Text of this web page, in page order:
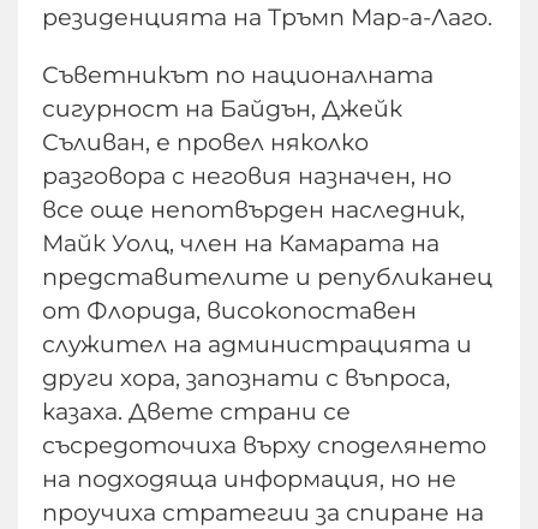
резиденцията на Тръмп Мар-а-Лаго.
Съветникът по националната
сигурност на Байдън, Джейк
Съливан, е провел няколко
разговора с неговия назначен, но
все още непотвърден наследник,
Майк Уолц, член на Камарата на
представителите и републиканец
от Флорида, високопоставен
служител на администрацията и
други хора, запознати с въпроса,
казаха. Двете страни се
съсредоточиха върху споделянето
на подходяща информация, но не
проучиха стратегии за спиране на